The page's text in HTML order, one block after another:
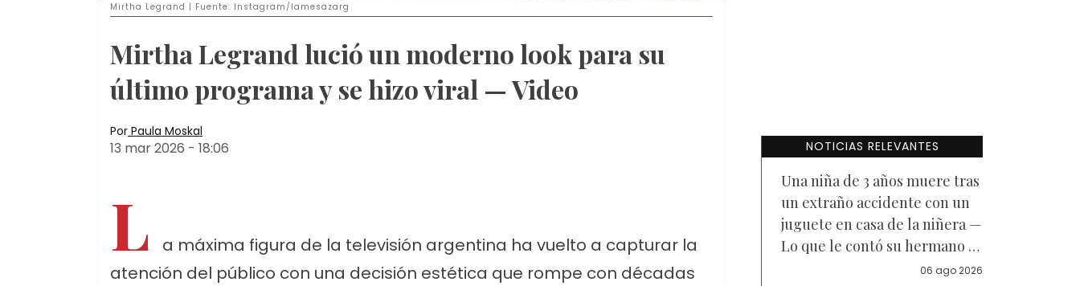
Mirtha Legrand | Fuente: Instagram/lamesazarg
Mirtha Legrand lució un moderno look para su
último programa y se hizo viral — Video
Por Paula Moskal
13 mar 2026 - 18:06
L
a máxima figura de la televisión argentina ha vuelto a capturar la
atención del público con una decisión estética que rompe con décadas
NOTICIAS RELEVANTES
Una niña de 3 años muere tras
un extraño accidente con un
juguete en casa de la niñera —
Lo que le contó su hermano a
06 ago 2026